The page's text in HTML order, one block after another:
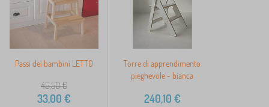
Passi dei bambini LETTO
45,50€
33,00 €
Torre di apprendimento
pieghevole - bianca
240,10 €